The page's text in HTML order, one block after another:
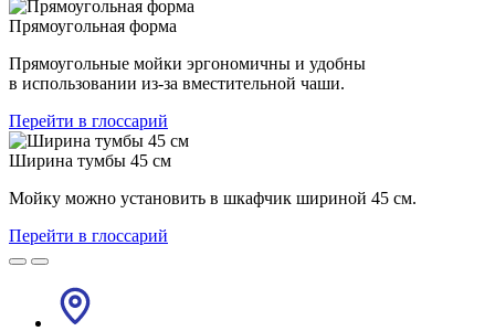
Прямоугольная форма
Прямоугольные мойки эргономичны и удобны
в использовании из-за вместительной чаши.
Перейти в глоссарий
Ширина тумбы 45 см
Мойку можно установить в шкафчик шириной 45 см.
Перейти в глоссарий